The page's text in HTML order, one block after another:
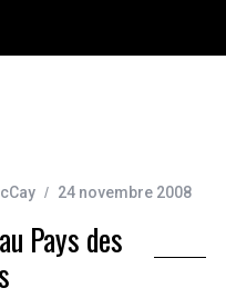
24 novembre 2008
Pays des